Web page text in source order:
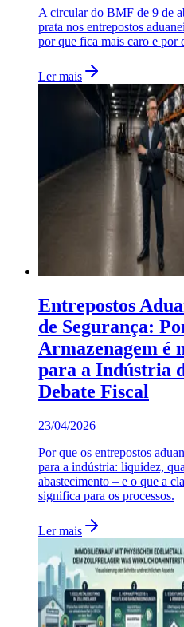
A circular do BMF de 9 de
prata nos entrepostos
por que fica mais caro e por
Ler mais
Entrepostos
de Segurança:
Armazenagem é
para a Indústria
Debate Fiscal
23/04/2026
Por que os entrepostos
para a indústria: liquidez,
abastecimento – e o que a
significa para os processos.
Ler mais